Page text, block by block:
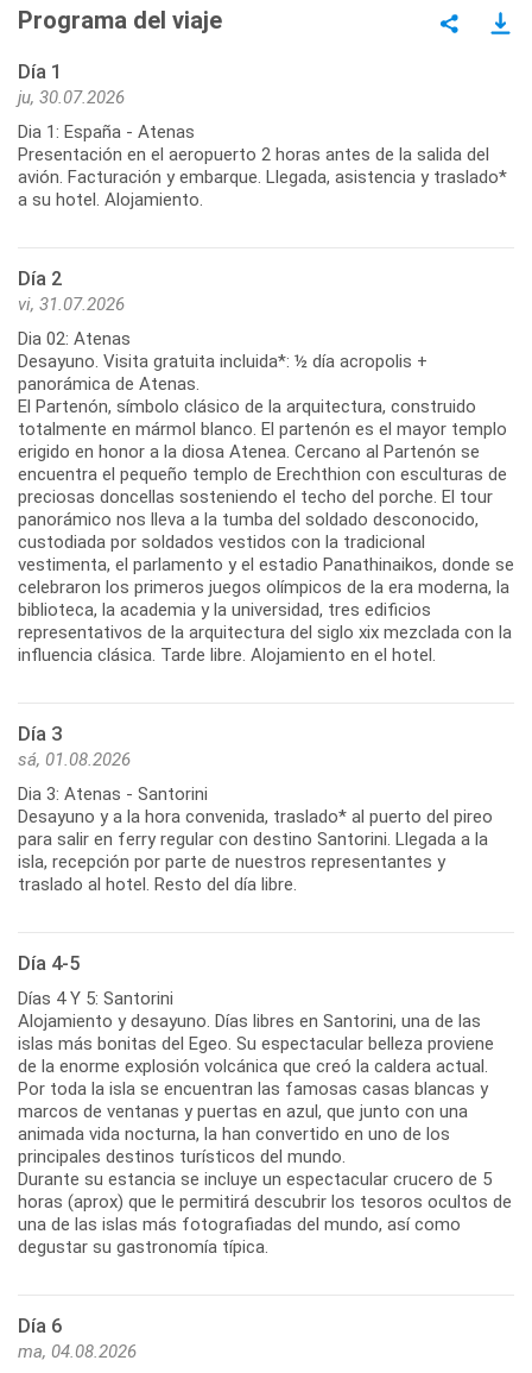
Programa del viaje
Día 1
ju, 30.07.2026
Dia 1: España - Atenas
Presentación en el aeropuerto 2 horas antes de la salida del
avión. Facturación y embarque. Llegada, asistencia y traslado*
a su hotel. Alojamiento.
Día 2
vi, 31.07.2026
Dia 02: Atenas
Desayuno. Visita gratuita incluida*: ½ día acropolis +
panorámica de Atenas.
El Partenón, símbolo clásico de la arquitectura, construido
totalmente en mármol blanco. El partenón es el mayor templo
erigido en honor a la diosa Atenea. Cercano al Partenón se
encuentra el pequeño templo de Erechthion con esculturas de
preciosas doncellas sosteniendo el techo del porche. El tour
panorámico nos lleva a la tumba del soldado desconocido,
custodiada por soldados vestidos con la tradicional
vestimenta, el parlamento y el estadio Panathinaikos, donde se
celebraron los primeros juegos olímpicos de la era moderna, la
biblioteca, la academia y la universidad, tres edificios
representativos de la arquitectura del siglo xix mezclada con la
influencia clásica. Tarde libre. Alojamiento en el hotel.
Día 3
sá, 01.08.2026
Dia 3: Atenas - Santorini
Desayuno y a la hora convenida, traslado* al puerto del pireo
para salir en ferry regular con destino Santorini. Llegada a la
isla, recepción por parte de nuestros representantes y
traslado al hotel. Resto del día libre.
Día 4-5
Días 4 Y 5: Santorini
Alojamiento y desayuno. Días libres en Santorini, una de las
islas más bonitas del Egeo. Su espectacular belleza proviene
de la enorme explosión volcánica que creó la caldera actual.
Por toda la isla se encuentran las famosas casas blancas y
marcos de ventanas y puertas en azul, que junto con una
animada vida nocturna, la han convertido en uno de los
principales destinos turísticos del mundo.
Durante su estancia se incluye un espectacular crucero de 5
horas (aprox) que le permitirá descubrir los tesoros ocultos de
una de las islas más fotografiadas del mundo, así como
degustar su gastronomía típica.
Día 6
ma, 04.08.2026